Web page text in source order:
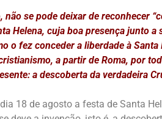
não se pode deixar de reconhecer
Helena, cuja boa presença junto
o fez conceder a liberdade à
a partir de Roma, por
a descoberta da verdadeira
18 de agosto a festa de Santa